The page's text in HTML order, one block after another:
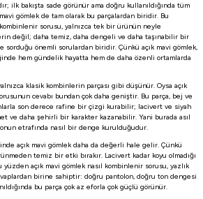
ilk bakışta sade görünür ama doğru kullanıldığında tüm
gömlek de tam olarak bu parçalardan biridir. Bu
sorusu, yalnızca tek bir ürünün neyle
değil; daha temiz, daha dengeli ve daha taşınabilir bir
önemli sorulardan biridir. Çünkü açık mavi gömlek,
hem gündelik hayatta hem de daha özenli ortamlarda
klasik kombinlerin parçası gibi düşünür. Oysa açık
cevabı bundan çok daha geniştir. Bu parça, bej ve
son derece rafine bir çizgi kurabilir; lacivert ve siyah
ve daha şehirli bir karakter kazanabilir. Yani burada asıl
etrafında nasıl bir denge kurulduğudur.
açık mavi gömlek daha da değerli hale gelir. Çünkü
temiz bir etki bırakır. Lacivert kadar koyu olmadığı
yüzden açık mavi gömlek nasıl kombinlenir sorusu, yazlık
birine sahiptir: doğru pantolon, doğru ton dengesi
bu parça çok az eforla çok güçlü görünür.